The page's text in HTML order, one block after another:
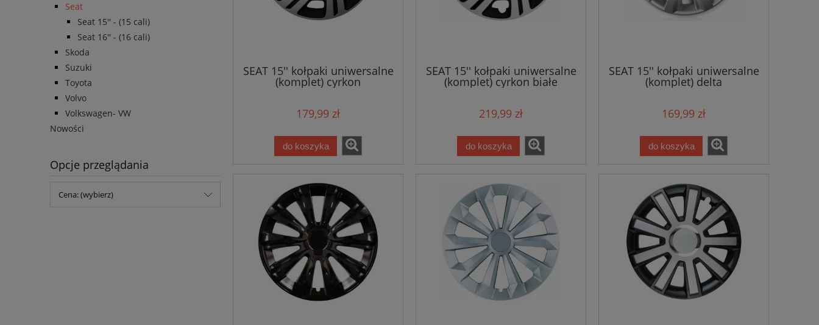
Seat
Seat 15'' - (15 cali)
Seat 16'' - (16 cali)
Skoda
Suzuki
Toyota
Volvo
Volkswagen- VW
Nowości
Opcje przeglądania
Cena: (wybierz)
SEAT 15'' kołpaki uniwersalne
(komplet) cyrkon
179,99 zł
do koszyka
SEAT 15'' kołpaki uniwersalne
(komplet) cyrkon białe
219,99 zł
do koszyka
SEAT 15'' kołpaki uniwersalne
(komplet) delta
169,99 zł
do koszyka